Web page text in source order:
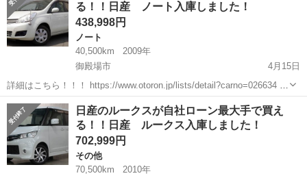
る！！日産 ノート入庫しました！
438,998円
ノート
40,500km
2009年
御殿場市
4月15日
詳細はこちら！！！ https://www.otoron.jp/lists/detail?carno=026634 オ
トロンの自社ローンは金利無し！！！ 他社で断られた方でも、自己破
産、債務整理、ローンブラック...
静岡 御殿場市 日産 ノート
日産のルークスが自社ローン最大手で買え
る！！日産 ルークス入庫しました！
702,999円
その他
70,500km
2010年